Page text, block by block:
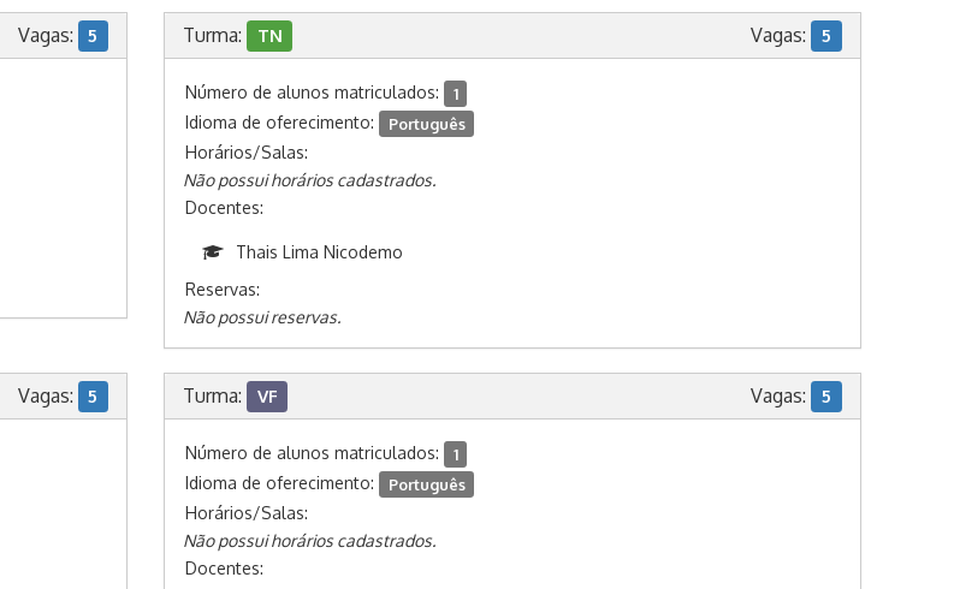
Vagas: 5 Turma: TN Vagas: 5
Número de alunos matriculados: 1
Idioma de oferecimento: Português
Horários/Salas:
Não possui horários cadastrados.
Docentes:
Thais Lima Nicodemo
Reservas:
Não possui reservas.
Vagas: 5 Turma: VF Vagas: 5
Número de alunos matriculados: 1
Idioma de oferecimento: Português
Horários/Salas:
Não possui horários cadastrados.
Docentes: